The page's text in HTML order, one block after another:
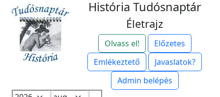
História Tudósnaptár
Életrajz
Olvass el!
Előzetes
Emlékeztető
Javaslatok?
Admin belépés